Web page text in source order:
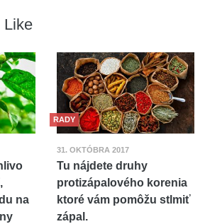
Like
na
RADY
31. OKTÓBRA 2017
Tu nájdete druhy
protizápalového korenia
ktoré vám pomôžu stlmiť
zápal.